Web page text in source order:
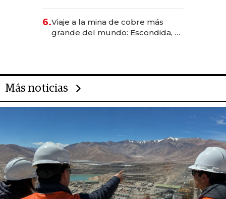
6.Viaje a la mina de cobre más
grande del mundo: Escondida, el
Más noticias